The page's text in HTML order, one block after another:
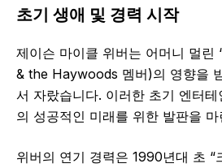
초기 생애 및 경력 시작
제이슨 마이클 위버는 어머니 멀린
& the Haywoods 멤버)의 영향을
서 자랐습니다. 이러한 초기 엔터
의 성공적인 미래를 위한 발판을 마
위버의 연기 경력은 1990년대 초 “